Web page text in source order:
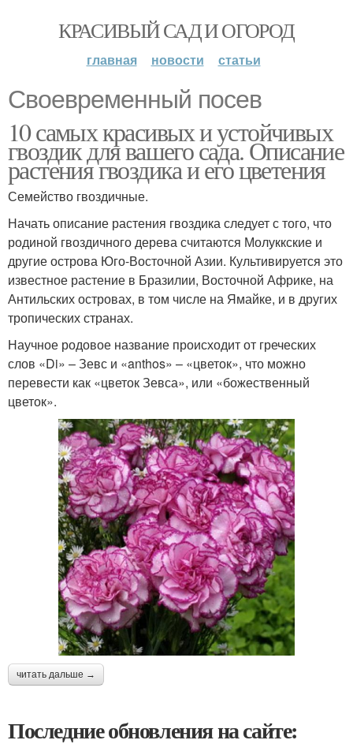
КРАСИВЫЙ САД И ОГОРОД
главная новости статьи
Своевременный посев
10 самых красивых и устойчивых
гвоздик для вашего сада. Описание
растения гвоздика и его цветения
Семейство гвоздичные.
Начать описание растения гвоздика следует с того, что
родиной гвоздичного дерева считаются Молуккские и
другие острова Юго-Восточной Азии. Культивируется это
известное растение в Бразилии, Восточной Африке, на
Антильских островах, в том числе на Ямайке, и в других
тропических странах.
Научное родовое название происходит от греческих
слов «Di» – Зевс и «anthos» – «цветок», что можно
перевести как «цветок Зевса», или «божественный
цветок».
читать дальше →
Последние обновления на сайте: